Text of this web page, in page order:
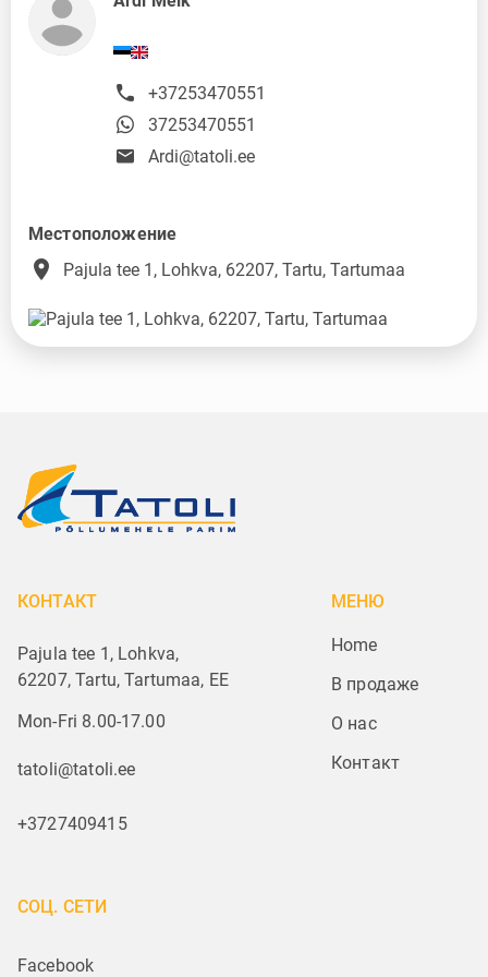
+37253470551
37253470551
Ardi@tatoli.ee
Местоположение
place Pajula tee 1, Lohkva, 62207, Tartu, Tartumaa
КОНТАКТ
Pajula tee 1, Lohkva,
62207, Tartu, Tartumaa, EE
Mon-Fri 8.00-17.00
tatoli@tatoli.ee
+3727409415
МЕНЮ
Home
В продаже
О нас
Контакт
СОЦ. СЕТИ
Facebook